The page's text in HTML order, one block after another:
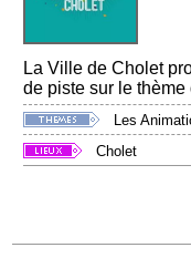
La Ville de Cholet
de piste sur le
Les
Cholet